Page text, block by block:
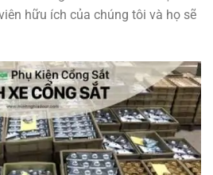
hữu ích của chúng tôi và họ sẽ